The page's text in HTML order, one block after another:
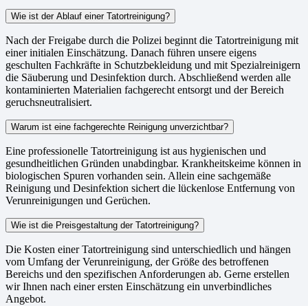
Wie ist der Ablauf einer Tatortreinigung?
Nach der Freigabe durch die Polizei beginnt die Tatortreinigung mit
einer initialen Einschätzung. Danach führen unsere eigens
geschulten Fachkräfte in Schutzbekleidung und mit Spezialreinigern
die Säuberung und Desinfektion durch. Abschließend werden alle
kontaminierten Materialien fachgerecht entsorgt und der Bereich
geruchsneutralisiert.
Warum ist eine fachgerechte Reinigung unverzichtbar?
Eine professionelle Tatortreinigung ist aus hygienischen und
gesundheitlichen Gründen unabdingbar. Krankheitskeime können in
biologischen Spuren vorhanden sein. Allein eine sachgemäße
Reinigung und Desinfektion sichert die lückenlose Entfernung von
Verunreinigungen und Gerüchen.
Wie ist die Preisgestaltung der Tatortreinigung?
Die Kosten einer Tatortreinigung sind unterschiedlich und hängen
vom Umfang der Verunreinigung, der Größe des betroffenen
Bereichs und den spezifischen Anforderungen ab. Gerne erstellen
wir Ihnen nach einer ersten Einschätzung ein unverbindliches
Angebot.